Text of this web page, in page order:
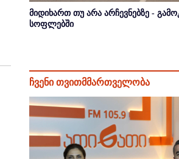
მიდიხართ თუ არა არჩევნებზე -
სოფლებში
ჩვენი თვითმმართველობა